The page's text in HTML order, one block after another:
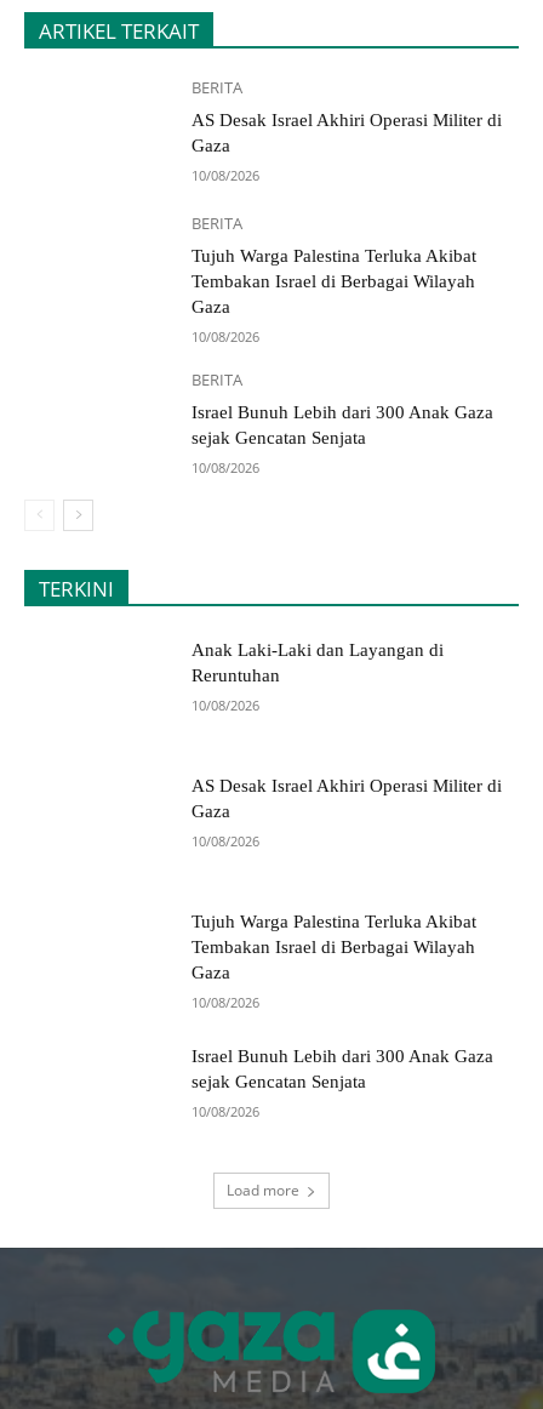
ARTIKEL TERKAIT
BERITA
AS Desak Israel Akhiri Operasi Militer di
Gaza
10/08/2026
BERITA
Tujuh Warga Palestina Terluka Akibat
Tembakan Israel di Berbagai Wilayah
Gaza
10/08/2026
BERITA
Israel Bunuh Lebih dari 300 Anak Gaza
sejak Gencatan Senjata
10/08/2026
TERKINI
Anak Laki-Laki dan Layangan di
Reruntuhan
10/08/2026
AS Desak Israel Akhiri Operasi Militer di
Gaza
10/08/2026
Tujuh Warga Palestina Terluka Akibat
Tembakan Israel di Berbagai Wilayah
Gaza
10/08/2026
Israel Bunuh Lebih dari 300 Anak Gaza
sejak Gencatan Senjata
10/08/2026
Load more